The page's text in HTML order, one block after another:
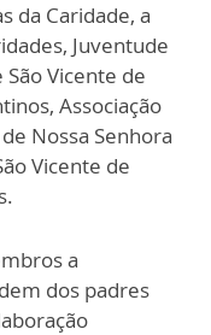
da Caridade, a
Juventude
Vicente de
Associação
Nossa Senhora
Vicente de
a
dos padres